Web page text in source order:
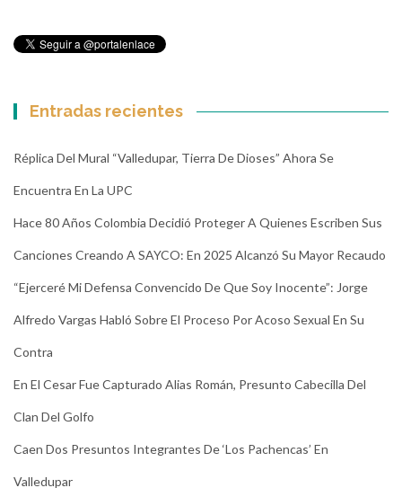
Entradas recientes
Réplica Del Mural “Valledupar, Tierra De Dioses” Ahora Se
Encuentra En La UPC
Hace 80 Años Colombia Decidió Proteger A Quienes Escriben Sus
Canciones Creando A SAYCO: En 2025 Alcanzó Su Mayor Recaudo
“Ejerceré Mi Defensa Convencido De Que Soy Inocente”: Jorge
Alfredo Vargas Habló Sobre El Proceso Por Acoso Sexual En Su
Contra
En El Cesar Fue Capturado Alias Román, Presunto Cabecilla Del
Clan Del Golfo
Caen Dos Presuntos Integrantes De ‘Los Pachencas’ En
Valledupar